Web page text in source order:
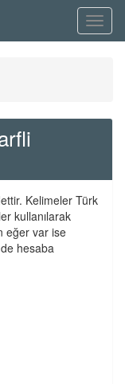
Menü
Kelimeler Türk
kullanılarak
eğer var ise
hesaba